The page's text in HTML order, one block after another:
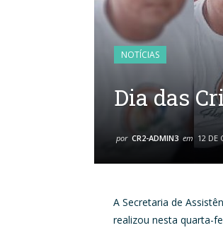
NOTÍCIAS
Dia das
por CR2-ADMIN3 em 12 DE
A Secretaria de
realizou nesta quarta-